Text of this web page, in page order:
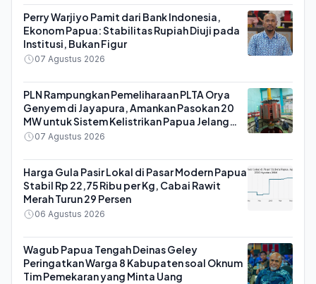
Perry Warjiyo Pamit dari Bank Indonesia,
Ekonom Papua: Stabilitas Rupiah Diuji pada
Institusi, Bukan Figur
07 Agustus 2026
PLN Rampungkan Pemeliharaan PLTA Orya
Genyem di Jayapura, Amankan Pasokan 20
MW untuk Sistem Kelistrikan Papua Jelang
HUT ke-81 RI
07 Agustus 2026
Harga Gula Pasir Lokal di Pasar Modern Papua
Stabil Rp 22,75 Ribu per Kg, Cabai Rawit
Merah Turun 29 Persen
06 Agustus 2026
Wagub Papua Tengah Deinas Geley
Peringatkan Warga 8 Kabupaten soal Oknum
Tim Pemekaran yang Minta Uang